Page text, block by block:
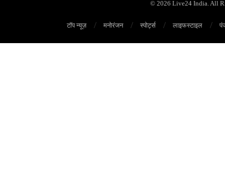
© 2026 Live24 India. All
टॉप न्यूज़ मनोरंजन स्पोर्ट्स लाइफस्टाइल